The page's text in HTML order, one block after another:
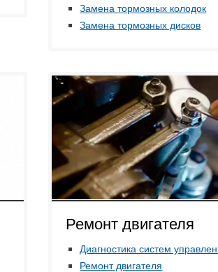
Замена тормозных колодок
Замена тормозных дисков
Ремонт двигателя
Диагностика систем
Ремонт двигателя